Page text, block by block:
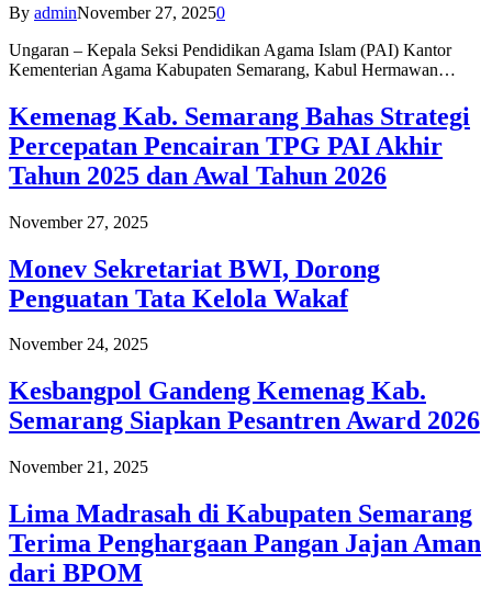
By adminNovember 27, 20250
Ungaran – Kepala Seksi Pendidikan Agama Islam (PAI) Kantor
Kementerian Agama Kabupaten Semarang, Kabul Hermawan…
Kemenag Kab. Semarang Bahas Strategi
Percepatan Pencairan TPG PAI Akhir
Tahun 2025 dan Awal Tahun 2026
November 27, 2025
Monev Sekretariat BWI, Dorong
Penguatan Tata Kelola Wakaf
November 24, 2025
Kesbangpol Gandeng Kemenag Kab.
Semarang Siapkan Pesantren Award 2026
November 21, 2025
Lima Madrasah di Kabupaten Semarang
Terima Penghargaan Pangan Jajan Aman
dari BPOM